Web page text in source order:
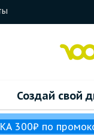
Создай свой
300₽ по